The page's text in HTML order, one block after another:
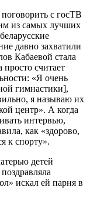
с госТВ
из самых лучших
давно захватили
Кабаевой стала
просто считает
«Я очень
гимнастики],
я называю их
центр». А когда
интервью,
как «здорово,
к спорту».